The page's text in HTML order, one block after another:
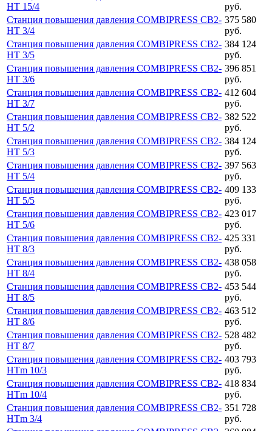
HT 15/4
руб.
Станция повышения давления COMBIPRESS CB2-
HT 3/4
375 580
руб.
Станция повышения давления COMBIPRESS CB2-
HT 3/5
384 124
руб.
Станция повышения давления COMBIPRESS CB2-
HT 3/6
396 851
руб.
Станция повышения давления COMBIPRESS CB2-
HT 3/7
412 604
руб.
Станция повышения давления COMBIPRESS CB2-
HT 5/2
382 522
руб.
Станция повышения давления COMBIPRESS CB2-
HT 5/3
384 124
руб.
Станция повышения давления COMBIPRESS CB2-
HT 5/4
397 563
руб.
Станция повышения давления COMBIPRESS CB2-
HT 5/5
409 133
руб.
Станция повышения давления COMBIPRESS CB2-
HT 5/6
423 017
руб.
Станция повышения давления COMBIPRESS CB2-
HT 8/3
425 331
руб.
Станция повышения давления COMBIPRESS CB2-
HT 8/4
438 058
руб.
Станция повышения давления COMBIPRESS CB2-
HT 8/5
453 544
руб.
Станция повышения давления COMBIPRESS CB2-
HT 8/6
463 512
руб.
Станция повышения давления COMBIPRESS CB2-
HT 8/7
528 482
руб.
Станция повышения давления COMBIPRESS CB2-
HTm 10/3
403 793
руб.
Станция повышения давления COMBIPRESS CB2-
HTm 10/4
418 834
руб.
Станция повышения давления COMBIPRESS CB2-
HTm 3/4
351 728
руб.